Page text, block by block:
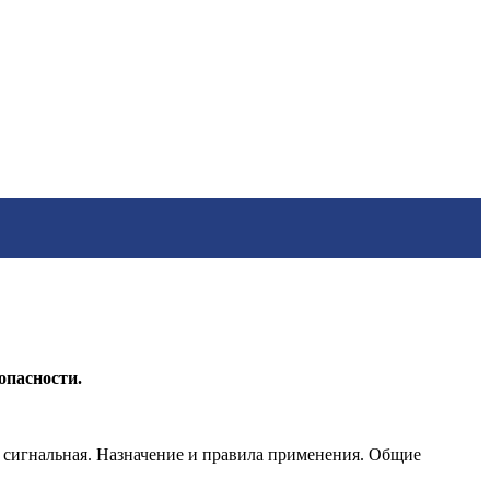
сигнальная. Назначение и правила применения. Общие